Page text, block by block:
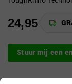
24,95
Stuur mij een